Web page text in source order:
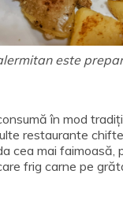
este
în mod
restaurante
cea mai faimoasă,
frig carne pe